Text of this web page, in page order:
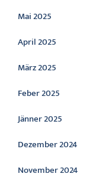
Mai 2025
April 2025
März 2025
Feber 2025
Jänner 2025
Dezember 2024
November 2024